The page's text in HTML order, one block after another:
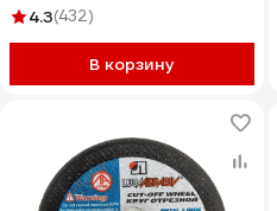
Tsunami D16101251322000
4.3(432)
В корзину